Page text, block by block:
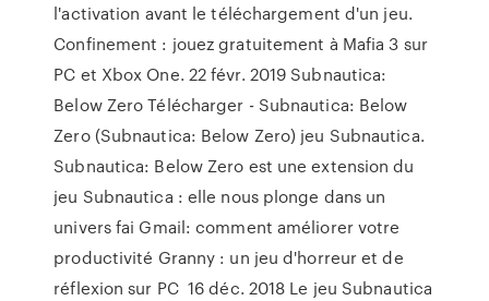
l'activation avant le téléchargement d'un jeu.
Confinement : jouez gratuitement à Mafia 3 sur
PC et Xbox One. 22 févr. 2019 Subnautica:
Below Zero Télécharger - Subnautica: Below
Zero (Subnautica: Below Zero) jeu Subnautica.
Subnautica: Below Zero est une extension du
jeu Subnautica : elle nous plonge dans un
univers fai Gmail: comment améliorer votre
productivité Granny : un jeu d'horreur et de
réflexion sur PC 16 déc. 2018 Le jeu Subnautica